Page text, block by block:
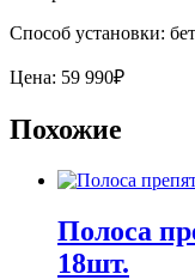
Способ установки:
Цена: 59 990₽
Похожие
Полоса
18шт.